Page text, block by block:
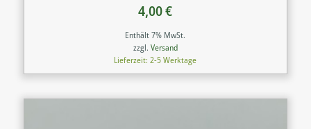
4,00€
Enthält 7% MwSt.
zzgl. Versand
Lieferzeit: 2-5 Werktage